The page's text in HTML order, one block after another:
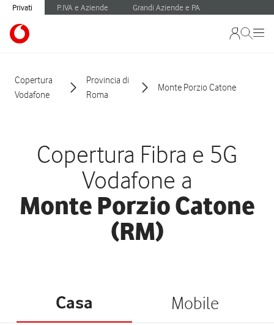
Privati P.IVA e Aziende Grandi Aziende e PA
Copertura
Vodafone
Provincia di
Roma
Monte Porzio Catone
Copertura Fibra e 5G
Vodafone a
Monte Porzio Catone
(RM)
Casa Mobile